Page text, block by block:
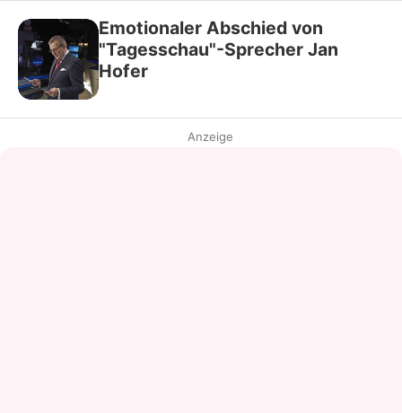
Emotionaler Abschied von
"Tagesschau"-Sprecher Jan
Hofer
Anzeige